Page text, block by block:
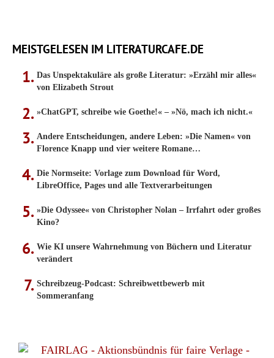
MEISTGELESEN IM LITERATURCAFE.DE
Das Unspektakuläre als große Literatur: »Erzähl mir alles«
von Elizabeth Strout
»ChatGPT, schreibe wie Goethe!« – »Nö, mach ich nicht.«
Andere Entscheidungen, andere Leben: »Die Namen« von
Florence Knapp und vier weitere Romane…
Die Normseite: Vorlage zum Download für Word,
LibreOffice, Pages und alle Textverarbeitungen
»Die Odyssee« von Christopher Nolan – Irrfahrt oder großes
Kino?
Wie KI unsere Wahrnehmung von Büchern und Literatur
verändert
Schreibzeug-Podcast: Schreibwettbewerb mit
Sommeranfang